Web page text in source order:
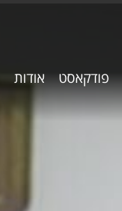
פודקאסט אודות